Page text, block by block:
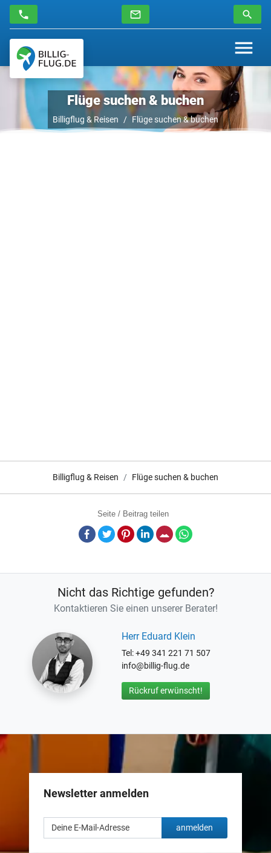
Flüge suchen & buchen
Billigflug & Reisen Flüge suchen & buchen
Billigflug & Reisen Flüge suchen & buchen
Seite / Beitrag teilen
Facebook
TwitterPinterestLinkedInE-Mail
Nicht das Richtige gefunden?
Kontaktieren Sie einen unserer Berater!
Herr Eduard Klein
Tel: +49 341 221 71 507
info@billig-flug.de
Rückruf erwünscht!
Newsletter anmelden
anmelden